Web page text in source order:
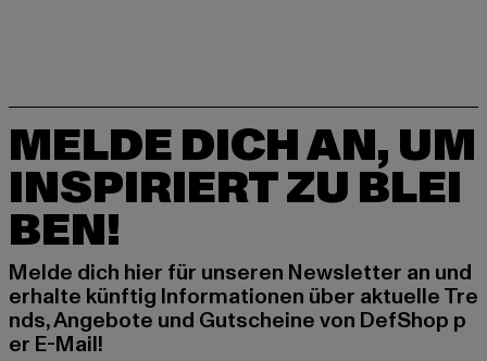
MELDE DICH AN, UM
INSPIRIERT ZU BLEI
BEN!
Melde dich hier für unseren Newsletter an und
erhalte künftig Informationen über aktuelle Tre
nds, Angebote und Gutscheine von DefShop p
er E-Mail!